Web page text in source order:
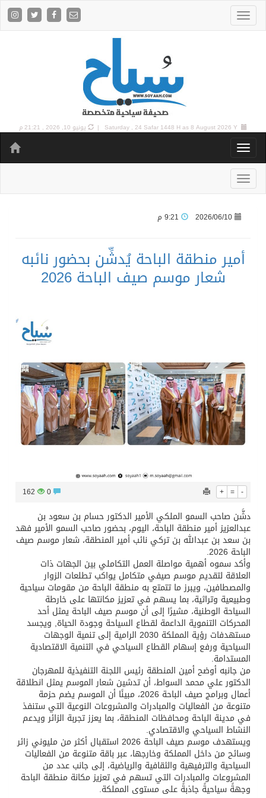
Saturday , 24 Safar 1448 H as8 August 2026 Y | يونيو 10, 2026 , 21:21 م
2026/06/10
أمير منطقة الباحة يُدشِّن بحضور نائبه
شعار موسم صيف الباحة 2026
+ = -
162
دشَّن صاحب السمو الملكي الأمير الدكتور حسام بن سعود بن
عبدالعزيز أمير منطقة الباحة، اليوم، بحضور صاحب السمو الأمير فهد
بن سعد بن عبدالله بن تركي نائب أمير المنطقة، شعار موسم صيف
الباحة 2026.
وأكد سموه أهمية مواصلة العمل التكاملي بين الجهات ذات
العلاقة لتقديم موسم صيفي متكامل يواكب تطلعات الزوار
والمصطافين، ويبرز ما تتمتع به منطقة الباحة من مقومات سياحية
وطبيعية وتراثية، بما يسهم في تعزيز مكانتها على خارطة
السياحة الوطنية، مشيرًا إلى أن موسم صيف الباحة يمثل أحد
المحركات التنموية الداعمة لقطاع السياحة وجودة الحياة, ويجسد
مستهدفات رؤية المملكة 2030 الرامية إلى تنمية الوجهات
السياحية ورفع إسهام القطاع السياحي في التنمية الاقتصادية
المستدامة.
من جانبه أوضح أمين المنطقة رئيس اللجنة التنفيذية للمهرجان
الدكتور علي محمد السواط، أن تدشين شعار الموسم يمثل انطلاقة
أعمال وبرامج صيف الباحة 2026، مبينًا أن الموسم يضم حزمة
متنوعة من الفعاليات والمبادرات والمشروعات النوعية التي ستنفذ
في مدينة الباحة ومحافظات المنطقة، بما يعزز تجربة الزائر ويدعم
النشاط السياحي والاقتصادي.
ويستهدف موسم صيف الباحة 2026 استقبال أكثر من مليوني زائر
وسائح من داخل المملكة وخارجها، عبر باقة متنوعة من الفعاليات
السياحية والترفيهية والثقافية والرياضية، إلى جانب عدد من
المشروعات والمبادرات التي تسهم في تعزيز مكانة منطقة الباحة
وجهةً سياحيةً جاذبةً على مستوى المملكة.